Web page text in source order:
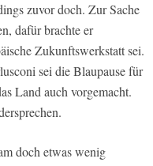
zuvor doch. Zur Sache
dafür brachte er
Zukunftswerkstatt sei.
sei die Blaupause für
Land auch vorgemacht.
doch etwas wenig